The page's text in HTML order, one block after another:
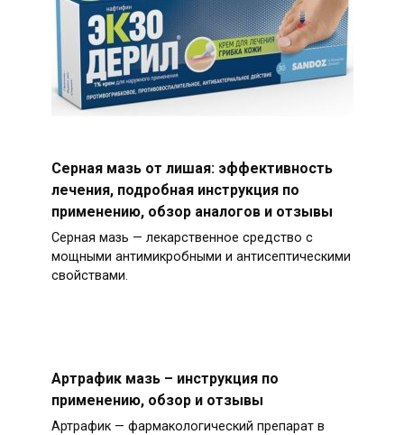
Серная мазь от лишая: эффективность
лечения, подробная инструкция по
применению, обзор аналогов и отзывы
Серная мазь — лекарственное средство с
мощными антимикробными и антисептическими
свойствами.
Артрафик мазь – инструкция по
применению, обзор и отзывы
Артрафик — фармакологический препарат в